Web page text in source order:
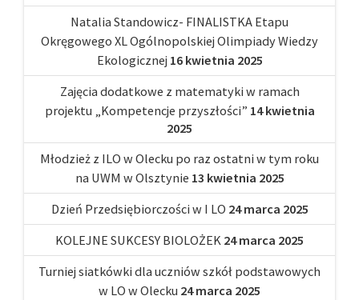
Natalia Standowicz- FINALISTKA Etapu
Okręgowego XL Ogólnopolskiej Olimpiady Wiedzy
Ekologicznej 16 kwietnia 2025
Zajęcia dodatkowe z matematyki w ramach
projektu „Kompetencje przyszłości” 14 kwietnia
2025
Młodzież z ILO w Olecku po raz ostatni w tym roku
na UWM w Olsztynie 13 kwietnia 2025
Dzień Przedsiębiorczości w I LO 24 marca 2025
KOLEJNE SUKCESY BIOLOŻEK 24 marca 2025
Turniej siatkówki dla uczniów szkół podstawowych
w LO w Olecku 24 marca 2025